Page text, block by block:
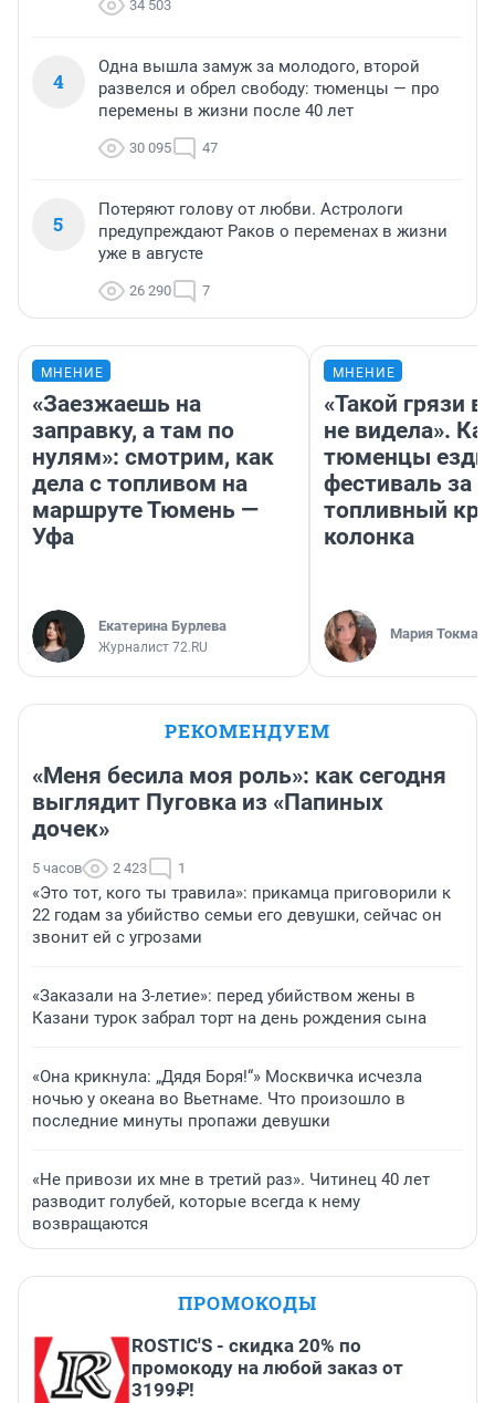
34 503
4
Одна вышла замуж за молодого, второй
развелся и обрел свободу: тюменцы — про
перемены в жизни после 40 лет
30 095 47
5
Потеряют голову от любви. Астрологи
предупреждают Раков о переменах в жизни
уже в августе
26 290 7
МНЕНИЕ
«Заезжаешь на
заправку, а там по
нулям»: смотрим, как
дела с топливом на
маршруте Тюмень —
Уфа
Екатерина Бурлева
Журналист 72.RU
МНЕНИЕ
«Такой грязи
не видела».
тюменцы
фестиваль за
топливный
колонка
Мария
РЕКОМЕНДУЕМ
«Меня бесила моя роль»: как сегодня
выглядит Пуговка из «Папиных
дочек»
5 часов 2 423 1
«Это тот, кого ты травила»: прикамца приговорили к
22 годам за убийство семьи его девушки, сейчас он
звонит ей с угрозами
«Заказали на 3-летие»: перед убийством жены в
Казани турок забрал торт на день рождения сына
«Она крикнула: „Дядя Боря!“» Москвичка исчезла
ночью у океана во Вьетнаме. Что произошло в
последние минуты пропажи девушки
«Не привози их мне в третий раз». Читинец 40 лет
разводит голубей, которые всегда к нему
возвращаются
ПРОМОКОДЫ
ROSTIC'S - скидка 20% по
промокоду на любой заказ от
3199₽!